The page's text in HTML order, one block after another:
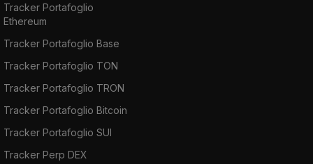
Tracker Portafoglio
Ethereum
Tracker Portafoglio Base
Tracker Portafoglio TON
Tracker Portafoglio TRON
Tracker Portafoglio Bitcoin
Tracker Portafoglio SUI
Tracker Perp DEX